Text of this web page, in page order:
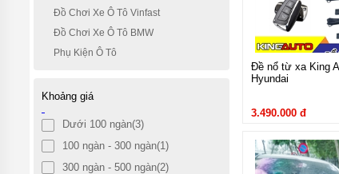
CHEVROLET
NISSAN
Ngoại
Đề nổ từ xa King
Hyundai
3.490.000 đ
Đồ Chơi Xe Ô Tô Vinfast
Đồ Chơi Xe Ô Tô BMW
Phụ Kiện Ô Tô
Khoảng giá
Dưới 100 ngàn(3)
100 ngàn - 300 ngàn(1)
300 ngàn - 500 ngàn(2)